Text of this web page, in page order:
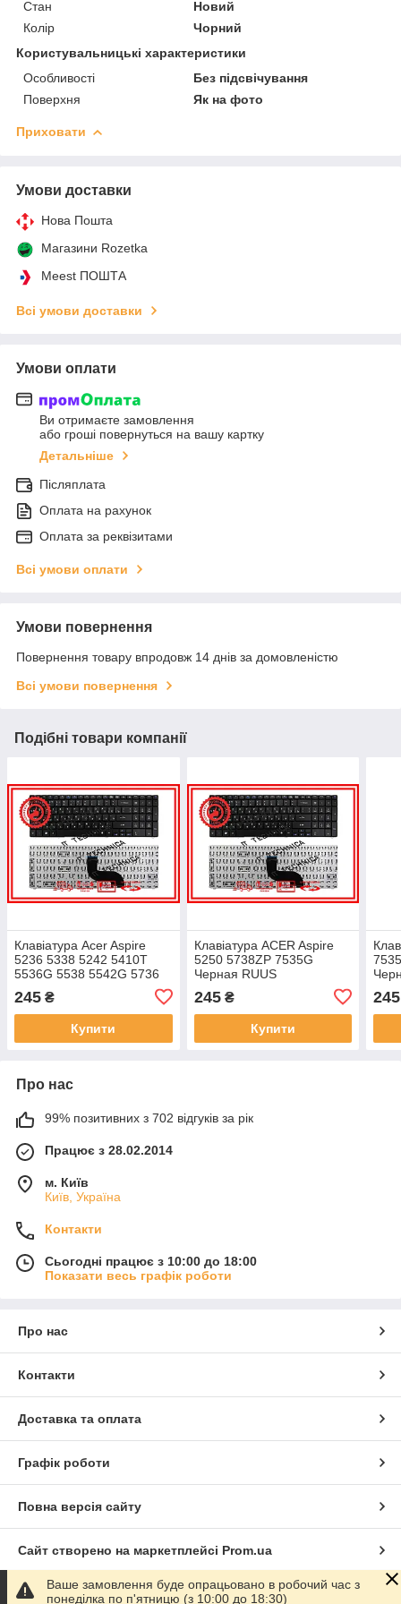
Стан
Новий
Колір
Чорний
Користувальницькі характеристики
Особливості
Без підсвічування
Поверхня
Як на фото
Приховати
Умови доставки
Нова Пошта
Магазини Rozetka
Meest ПОШТА
Всі умови доставки
Умови оплати
Ви отримаєте замовлення
або гроші повернуться на вашу картку
Детальніше
Післяплата
Оплата на рахунок
Оплата за реквізитами
Всі умови оплати
Умови повернення
Повернення товару впродовж 14 днів за домовленістю
Всі умови повернення
Подібні товари компанії
Клавіатура Acer Aspire
5236 5338 5242 5410T
5536G 5538 5542G 5736
Черная RUUS
245 ₴
Купити
Клавіатура ACER Aspire
5250 5738ZP 7535G
Черная RUUS
245₴
Купити
245
Про нас
99% позитивних з 702 відгуків за рік
Працює з 28.02.2014
м. Київ
Київ, Україна
Контакти
Сьогодні працює з 10:00 до 18:00
Показати весь графік роботи
Про нас
Контакти
Доставка та оплата
Графік роботи
Повна версія сайту
Сайт створено на маркетплейсі Prom.ua
Політика конфіденційності
Ваше замовлення буде опрацьовано в робочий час з
понеділка по п'ятницю (з 10:00 до 18:30)